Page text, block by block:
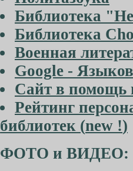
Библиотека
Библиотека
Военная
Google -
Cайт в помощь
Рейтинг
библиотек (new !)
ФОТО и ВИДЕО: